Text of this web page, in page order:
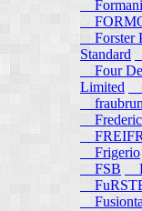
Formani
Forster
Standard
Four
Limited
Frigerio
FSB